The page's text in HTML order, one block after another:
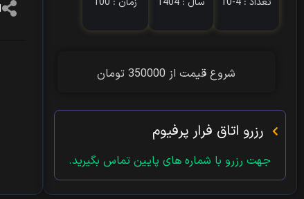
شروع قیمت از 350000 تومان
رزرو اتاق فرار پرفیوم
جهت رزرو با شماره های پایین تماس بگیرید.